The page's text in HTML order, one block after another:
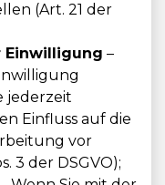
(Art. 21 der
Einwilligung –
jederzeit
Einfluss auf die
vor
3 der DSGVO);